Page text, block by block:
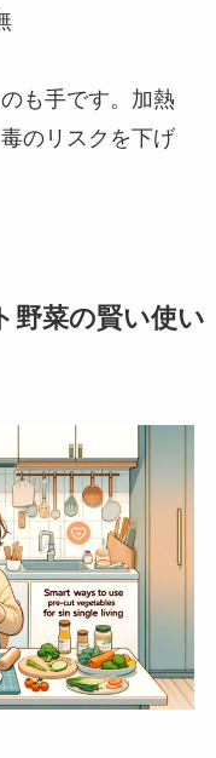
も手です。加熱
のリスクを下げ
野菜の賢い使い